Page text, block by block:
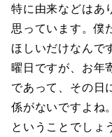
特に由来などはあ
思っています。僕
ほしいだけなんで
曜日ですが、お年
であって、その日
係がないですよね
ということでしょ